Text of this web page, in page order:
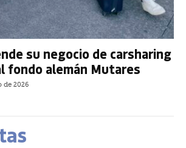
su negocio de carsharing
fondo alemán Mutares
de 2026